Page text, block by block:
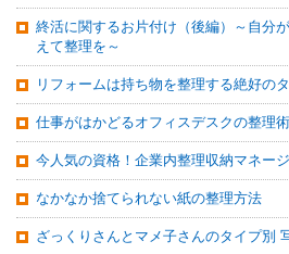
終活に関するお片付け（後編）～自分
えて整理を～
リフォームは持ち物を整理する絶好の
仕事がはかどるオフィスデスクの整理術
今人気の資格！企業内整理収納マネー
なかなか捨てられない紙の整理方法
ざっくりさんとマメ子さんのタイプ別